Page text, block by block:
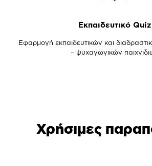
Εκπαιδευτικό Quiz
Εφαρμογή εκπαιδευτικών και
– ψυχαγωγικών
Χρήσιμες